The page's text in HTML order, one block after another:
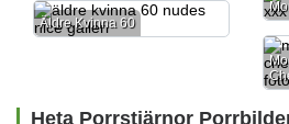
Äldre Kvinna 60
Heta Porrstjärnor